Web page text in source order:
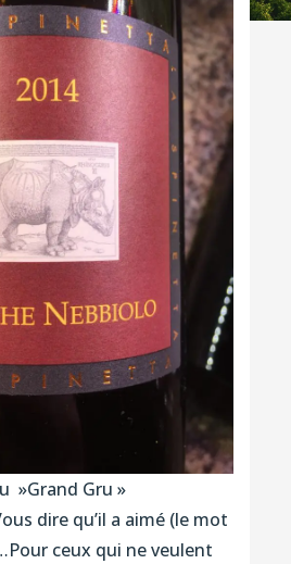
»Grand Gru »
dire qu’il a aimé (le mot
ceux qui ne veulent